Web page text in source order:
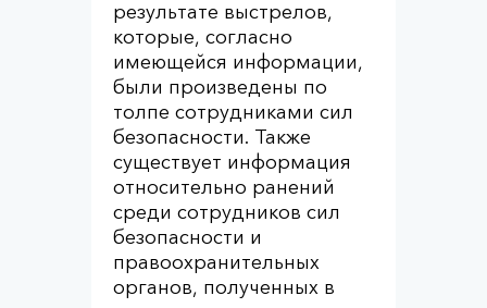
результате выстрелов,
которые, согласно
имеющейся информации,
были произведены по
толпе сотрудниками сил
безопасности. Также
существует информация
относительно ранений
среди сотрудников сил
безопасности и
правоохранительных
органов, полученных в